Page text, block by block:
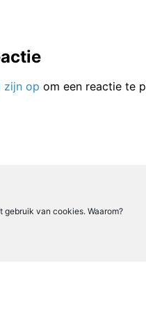
gebruik van cookies. Waarom?
zijn op om een reactie te